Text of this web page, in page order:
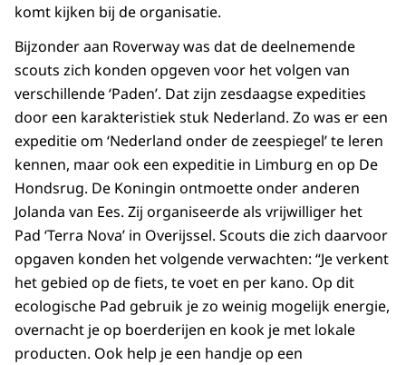
komt kijken bij de organisatie.
Bijzonder aan Roverway was dat de deelnemende
scouts zich konden opgeven voor het volgen van
verschillende ‘Paden’. Dat zijn zesdaagse expedities
door een karakteristiek stuk Nederland. Zo was er een
expeditie om ‘Nederland onder de zeespiegel’ te leren
kennen, maar ook een expeditie in Limburg en op De
Hondsrug. De Koningin ontmoette onder anderen
Jolanda van Ees. Zij organiseerde als vrijwilliger het
Pad ‘Terra Nova’ in Overijssel. Scouts die zich daarvoor
opgaven konden het volgende verwachten: “Je verkent
het gebied op de fiets, te voet en per kano. Op dit
ecologische Pad gebruik je zo weinig mogelijk energie,
overnacht je op boerderijen en kook je met lokale
producten. Ook help je een handje op een